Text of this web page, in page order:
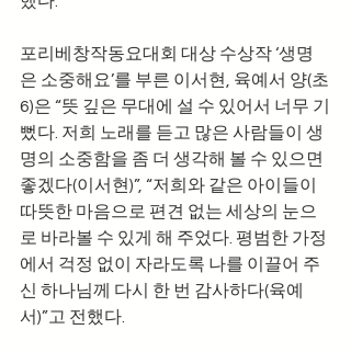
포리베창작동요대회 대상 수상작 ‘생명
은 소중해요’를 부른 이서현, 육예서 양(초
6)은 “뜻 깊은 무대에 설 수 있어서 너무 기
뻤다. 저희 노래를 듣고 많은 사람들이 생
명의 소중함을 좀 더 생각해 볼 수 있으면
좋겠다(이서현)”, “저희와 같은 아이들이
따뜻한 마음으로 편견 없는 세상의 눈으
로 바라볼 수 있게 해 주었다. 평범한 가정
에서 걱정 없이 자라도록 나를 이끌어 주
신 하나님께 다시 한 번 감사하다(육예
서)”고 전했다.